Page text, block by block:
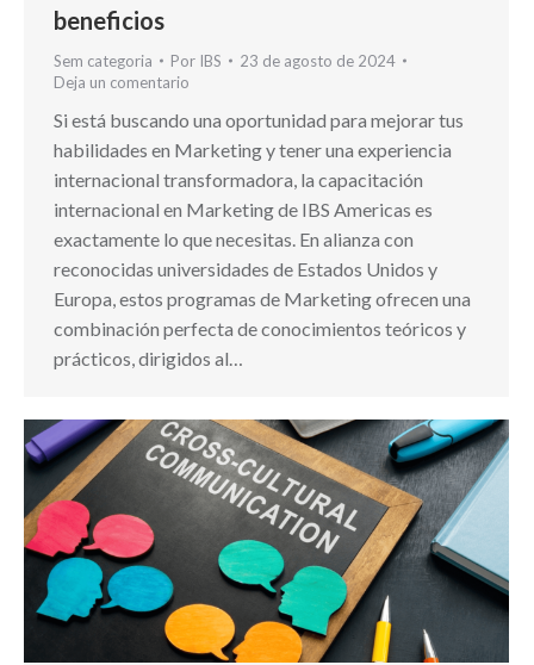
beneficios
Sem categoria Por IBS
23 de agosto de 2024
Deja un comentario
Si está buscando una oportunidad para mejorar tus
habilidades en Marketing y tener una experiencia
internacional transformadora, la capacitación
internacional en Marketing de IBS Americas es
exactamente lo que necesitas. En alianza con
reconocidas universidades de Estados Unidos y
Europa, estos programas de Marketing ofrecen una
combinación perfecta de conocimientos teóricos y
prácticos, dirigidos al…